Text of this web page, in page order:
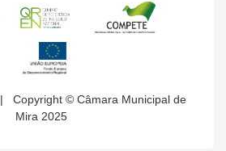
| Copyright © Câmara Municipal de
Mira 2025